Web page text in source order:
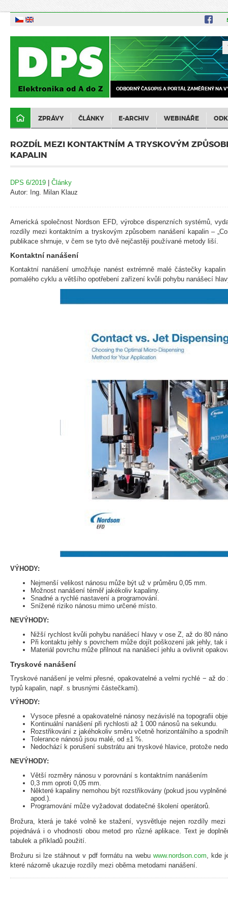
ODBORNÝ ČASOPIS A PORTÁL ZAMĚŘENÝ NA
ZPRÁVY ČLÁNKY E-ARCHIV WEBINÁŘE
ROZDÍL MEZI KONTAKTNÍM A TRYSKOVÝM
KAPALIN
DPS 6/2019 | Články
Autor: Ing. Milan Klauz
Americká společnost Nordson EFD, výrobce dispenzních systémů,
rozdíly mezi kontaktním a tryskovým způsobem nanášení kapalin –
publikace shrnuje, v čem se tyto dvě nejčastěji používané metody liší.
Kontaktní nanášení
Kontaktní nanášení umožňuje nanést extrémně malé částečky
pomalého cyklu a většího opotřebení zařízení kvůli pohybu nanášecí
VÝHODY:
Nejmenší velikost nánosu může být už v průměru 0,05 mm.
Možnost nanášení téměř jakékoliv kapaliny.
Snadné a rychlé nastavení a programování.
Snížené riziko nánosu mimo určené místo.
NEVÝHODY:
Nižší rychlost kvůli pohybu nanášecí hlavy v ose Z, až do 80
Při kontaktu jehly s povrchem může dojít poškození jak jehly, tak
Materiál povrchu může přilnout na nanášecí jehlu a ovlivnit
Tryskové nanášení
Tryskové nanášení je velmi přesné, opakovatelné a velmi rychlé − až
typů kapalin, např. s brusnými částečkami).
VÝHODY:
Vysoce přesné a opakovatelné nánosy nezávislé na topografii
Kontinuální nanášení při rychlosti až 1 000 nánosů na sekundu.
Rozstřikování z jakéhokoliv směru včetně horizontálního a
Tolerance nánosů jsou malé, od ±1 %.
Nedochází k porušení substrátu ani tryskové hlavice, protože
NEVÝHODY:
Větší rozměry nánosu v porovnání s kontaktním nanášením
0,3 mm oproti 0,05 mm.
Některé kapaliny nemohou být rozstřikovány (pokud jsou
apod.).
Programování může vyžadovat dodatečné školení operátorů.
Brožura, která je také volně ke stažení, vysvětluje nejen rozdíly mezi
pojednává i o vhodnosti obou metod pro různé aplikace. Text je
tabulek a příkladů použití.
Brožuru si lze stáhnout v pdf formátu na webu www.nordson.com , kde
které názorně ukazuje rozdíly mezi oběma metodami nanášení.